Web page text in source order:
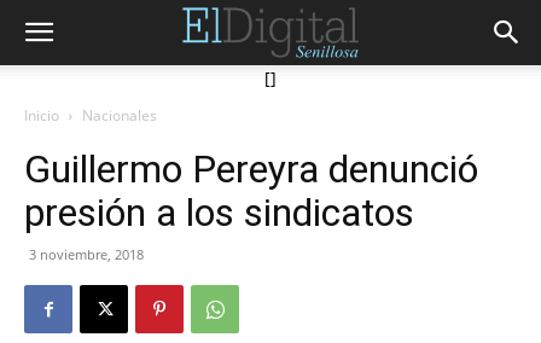
[]
Inicio Nacionales
Guillermo Pereyra denunció
presión a los sindicatos
3 noviembre, 2018